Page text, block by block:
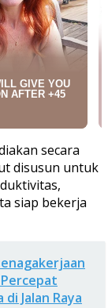
secara
disusun untuk
siap bekerja
Jalan Raya